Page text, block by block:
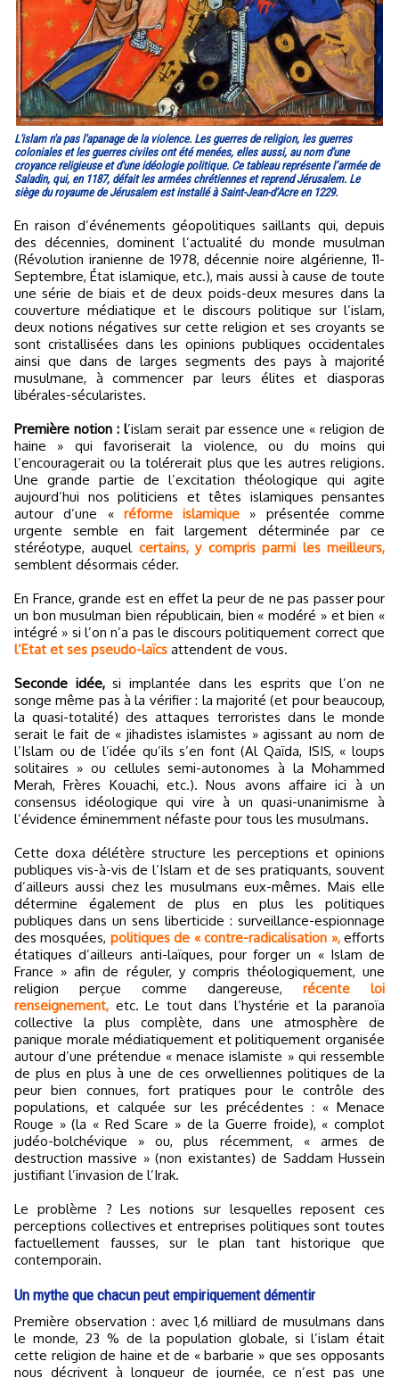
L'islam n'a pas l'apanage de la violence. Les guerres de religion, les guerres
coloniales et les guerres civiles ont été menées, elles aussi, au nom d'une
croyance religieuse et d'une idéologie politique. Ce tableau représente l’armée de
Saladin, qui, en 1187, défait les armées chrétiennes et reprend Jérusalem. Le
siège du royaume de Jérusalem est installé à Saint-Jean-d’Acre en 1229.
En raison d’événements géopolitiques saillants qui, depuis
des décennies, dominent l’actualité du monde musulman
(Révolution iranienne de 1978, décennie noire algérienne, 11-
Septembre, État islamique, etc.), mais aussi à cause de toute
une série de biais et de deux poids-deux mesures dans la
couverture médiatique et le discours politique sur l’islam,
deux notions négatives sur cette religion et ses croyants se
sont cristallisées dans les opinions publiques occidentales
ainsi que dans de larges segments des pays à majorité
musulmane, à commencer par leurs élites et diasporas
libérales-sécularistes.
Première notion : l’islam serait par essence une « religion de
haine » qui favoriserait la violence, ou du moins qui
l’encouragerait ou la tolérerait plus que les autres religions.
Une grande partie de l’excitation théologique qui agite
aujourd’hui nos politiciens et têtes islamiques pensantes
autour d’une « réforme islamique » présentée comme
urgente semble en fait largement déterminée par ce
stéréotype, auquel certains, y compris parmi les meilleurs,
semblent désormais céder.
En France, grande est en effet la peur de ne pas passer pour
un bon musulman bien républicain, bien « modéré » et bien «
intégré » si l’on n’a pas le discours politiquement correct que
l’Etat et ses pseudo-laïcs attendent de vous.
Seconde idée,si implantée dans les esprits que l’on ne
songe même pas à la vérifier : la majorité (et pour beaucoup,
la quasi-totalité) des attaques terroristes dans le monde
serait le fait de « jihadistes islamistes » agissant au nom de
l’Islam ou de l’idée qu’ils s’en font (Al Qaïda, ISIS, « loups
solitaires » ou cellules semi-autonomes à la Mohammed
Merah, Frères Kouachi, etc.). Nous avons affaire ici à un
consensus idéologique qui vire à un quasi-unanimisme à
l’évidence éminemment néfaste pour tous les musulmans.
Cette doxa délétère structure les perceptions et opinions
publiques vis-à-vis de l’Islam et de ses pratiquants, souvent
d’ailleurs aussi chez les musulmans eux-mêmes. Mais elle
détermine également de plus en plus les politiques
publiques dans un sens liberticide : surveillance-espionnage
des mosquées, politiques de « contre-radicalisation »,efforts
étatiques d’ailleurs anti-laïques, pour forger un « Islam de
France » afin de réguler, y compris théologiquement, une
religion perçue comme dangereuse, récente loi
renseignement, etc. Le tout dans l’hystérie et la paranoïa
collective la plus complète, dans une atmosphère de
panique morale médiatiquement et politiquement organisée
autour d’une prétendue « menace islamiste » qui ressemble
de plus en plus à une de ces orwelliennes politiques de la
peur bien connues, fort pratiques pour le contrôle des
populations, et calquée sur les précédentes : « Menace
Rouge » (la « Red Scare » de la Guerre froide), « complot
judéo-bolchévique » ou, plus récemment, « armes de
destruction massive » (non existantes) de Saddam Hussein
justifiant l’invasion de l’Irak.
Le problème ? Les notions sur lesquelles reposent ces
perceptions collectives et entreprises politiques sont toutes
factuellement fausses, sur le plan tant historique que
contemporain.
Un mythe que chacun peut empiriquement démentir
Première observation : avec 1,6 milliard de musulmans dans
le monde, 23 % de la population globale, si l’islam était
cette religion de haine et de « barbarie » que ses opposants
nous décrivent à longueur de journée, ce n’est pas une